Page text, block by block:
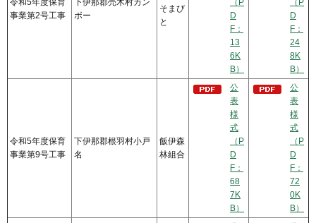
令和5年度保育
事業第2号工事
下伊那郡売木村カン
ボー
そまび
と
（P
D
F：
13
6K
B）
（P
D
F：
24
8K
B）
令和5年度保育
事業第9号工事
下伊那郡根羽村小戸
名
飯伊森
林組合
公
表
様
式
（P
D
F：
68
7K
B）
公
表
様
式
（P
D
F：
72
0K
B）